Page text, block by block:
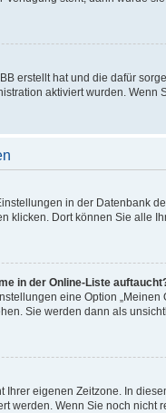
erstellt hat und die dafür
aktiviert wurden.
in der Datenbank
klicken. Dort können Sie alle
in der Online-Liste
eine Option
Sie werden dann als
eigenen Zeitzone. In
werden. Wenn Sie noch nicht